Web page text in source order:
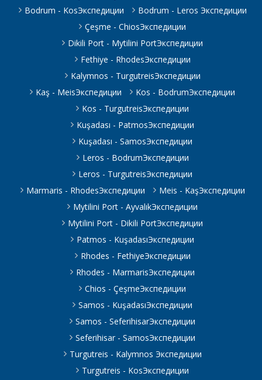
Bodrum - KosЭкспедиции
Bodrum - Leros Экспедиции
Çeşme - ChiosЭкспедиции
Dikili Port - Mytilini PortЭкспедиции
Fethiye - RhodesЭкспедиции
Kalymnos - TurgutreisЭкспедиции
Kaş - MeisЭкспедиции
Kos - BodrumЭкспедиции
Kos - TurgutreisЭкспедиции
Kuşadası - PatmosЭкспедиции
Kuşadası - SamosЭкспедиции
Leros - BodrumЭкспедиции
Leros - TurgutreisЭкспедиции
Marmaris - RhodesЭкспедиции
Meis - KaşЭкспедиции
Mytilini Port - AyvalıkЭкспедиции
Mytilini Port - Dikili PortЭкспедиции
Patmos - KuşadasıЭкспедиции
Rhodes - FethiyeЭкспедиции
Rhodes - MarmarisЭкспедиции
Chios - ÇeşmeЭкспедиции
Samos - KuşadasıЭкспедиции
Samos - SeferihisarЭкспедиции
Seferihisar - SamosЭкспедиции
Turgutreis - Kalymnos Экспедиции
Turgutreis - KosЭкспедиции